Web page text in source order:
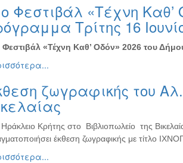
Φεστιβάλ «Τέχνη Καθ’
Τρίτης 16
Φεστιβάλ «Τέχνη Καθ’ Οδόν» 2026 του
ζωγραφικής του
Κρήτης στο Βιβλιοπωλείο της
έκθεση ζωγραφικής με τίτλο